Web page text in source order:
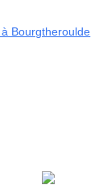
Bourgtheroulde